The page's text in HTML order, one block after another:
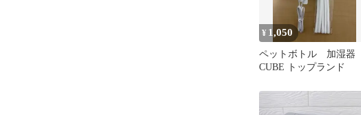
¥ 1,050
ペットボトル 加湿器
CUBE トップランド